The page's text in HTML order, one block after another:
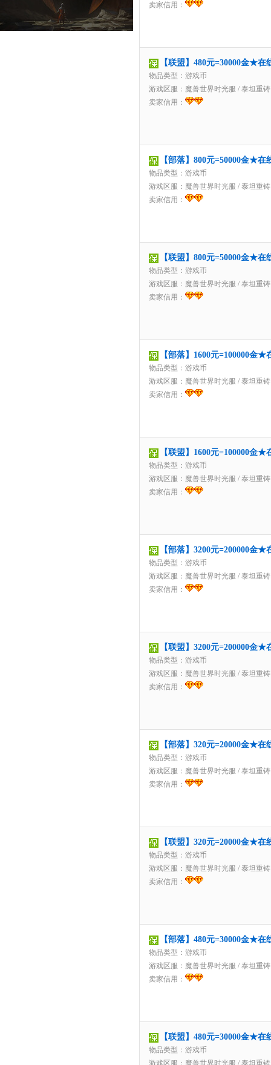
卖家信用：
【联盟】480元=30000金★
物品类型：游戏币
游戏区服： 魔兽世界时光服 / 泰坦重铸
卖家信用：
【部落】800元=50000金★
物品类型：游戏币
游戏区服： 魔兽世界时光服 / 泰坦重铸
卖家信用：
【联盟】800元=50000金★
物品类型：游戏币
游戏区服： 魔兽世界时光服 / 泰坦重铸
卖家信用：
【部落】1600元=100000金
物品类型：游戏币
游戏区服： 魔兽世界时光服 / 泰坦重铸
卖家信用：
【联盟】1600元=100000金
物品类型：游戏币
游戏区服： 魔兽世界时光服 / 泰坦重铸
卖家信用：
【部落】3200元=200000金
物品类型：游戏币
游戏区服： 魔兽世界时光服 / 泰坦重铸
卖家信用：
【联盟】3200元=200000金
物品类型：游戏币
游戏区服： 魔兽世界时光服 / 泰坦重铸
卖家信用：
【部落】320元=20000金★
物品类型：游戏币
游戏区服： 魔兽世界时光服 / 泰坦重铸
卖家信用：
【联盟】320元=20000金★
物品类型：游戏币
游戏区服： 魔兽世界时光服 / 泰坦重铸
卖家信用：
【部落】480元=30000金★
物品类型：游戏币
游戏区服： 魔兽世界时光服 / 泰坦重铸
卖家信用：
【联盟】480元=30000金★
物品类型：游戏币
游戏区服： 魔兽世界时光服 / 泰坦重铸